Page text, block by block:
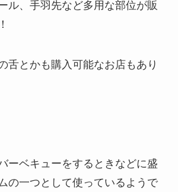
ル、手羽先など多用な部位が販
舌とかも購入可能なお店もあり
ーベキューをするときなどに盛
の一つとして使っているようで